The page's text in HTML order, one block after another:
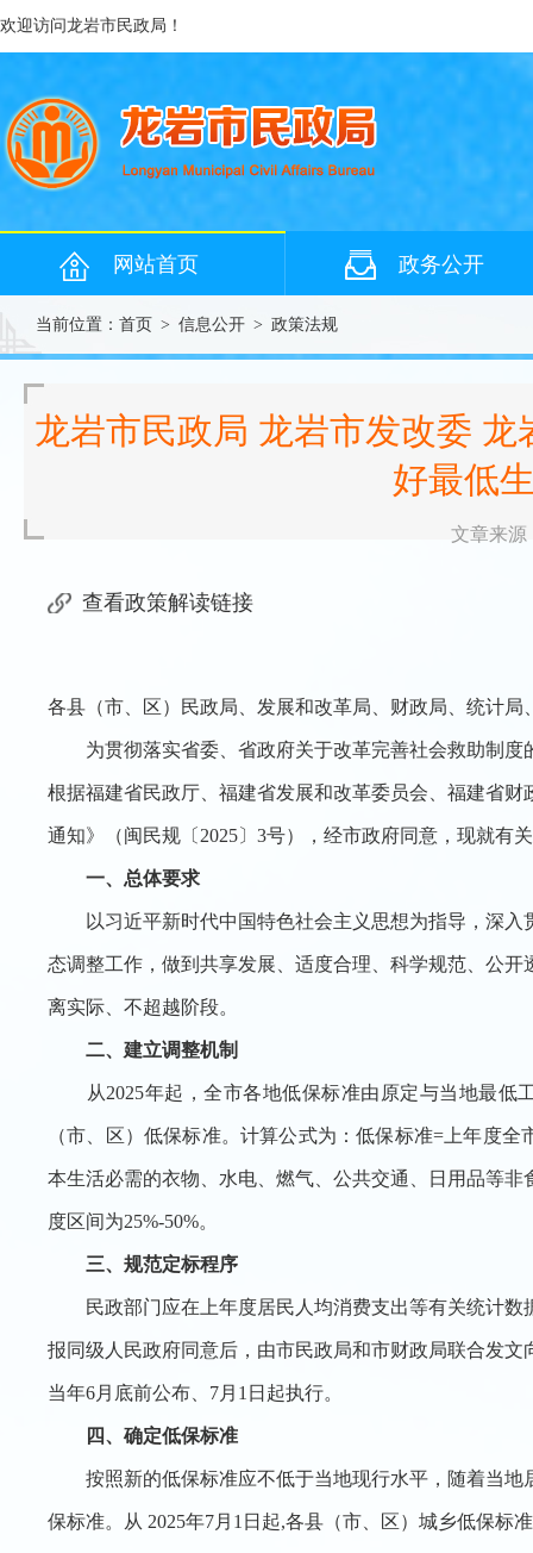
欢迎访问龙岩市民政局！
网站首页 政务公开
当前位置： 首页 > 信息公开 > 政策法规
龙岩市民政局 龙岩市发改委
好最低
文章来源
查看政策解读链接
各县（市、区）民政局、发展和改革局、财政局、统计局
为贯彻落实省委、省政府关于改革完善社会救助制度
根据福建省民政厅、福建省发展和改革委员会、福建省
通知》（闽民规〔2025〕3号），经市政府同意，现就有
一、总体要求
以习近平新时代中国特色社会主义思想为指导，深入
态调整工作，做到共享发展、适度合理、科学规范、公
离实际、不超越阶段。
二、建立调整机制
从2025年起，全市各地低保标准由原定与当地最低
（市、区）低保标准。计算公式为：低保标准=上年度
本生活必需的衣物、水电、燃气、公共交通、日用品等
度区间为25%-50%。
三、规范定标程序
民政部门应在上年度居民人均消费支出等有关统计数
报同级人民政府同意后，由市民政局和市财政局联合发
当年6月底前公布、7月1日起执行。
四、确定低保标准
按照新的低保标准应不低于当地现行水平，随着当地
保标准。从 2025年7月1日起,各县（市、区）城乡低保标